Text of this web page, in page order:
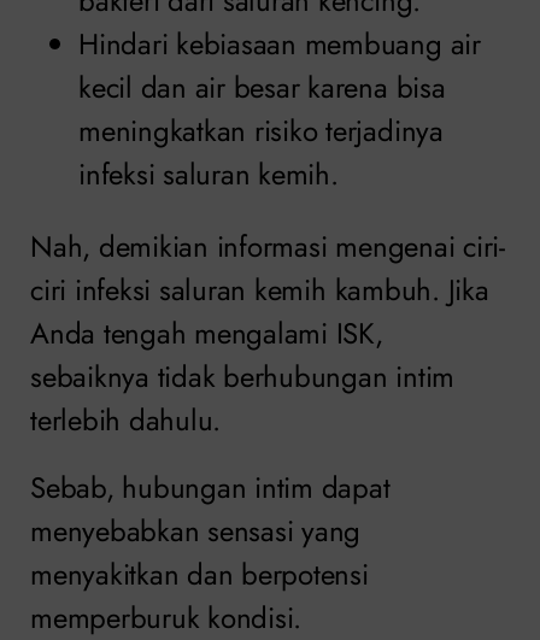
Hindari kebiasaan membuang air
kecil dan air besar karena bisa
meningkatkan risiko terjadinya
infeksi saluran kemih.
Nah, demikian informasi mengenai ciri-
ciri infeksi saluran kemih kambuh. Jika
Anda tengah mengalami ISK,
sebaiknya tidak berhubungan intim
terlebih dahulu.
Sebab, hubungan intim dapat
menyebabkan sensasi yang
menyakitkan dan berpotensi
memperburuk kondisi.